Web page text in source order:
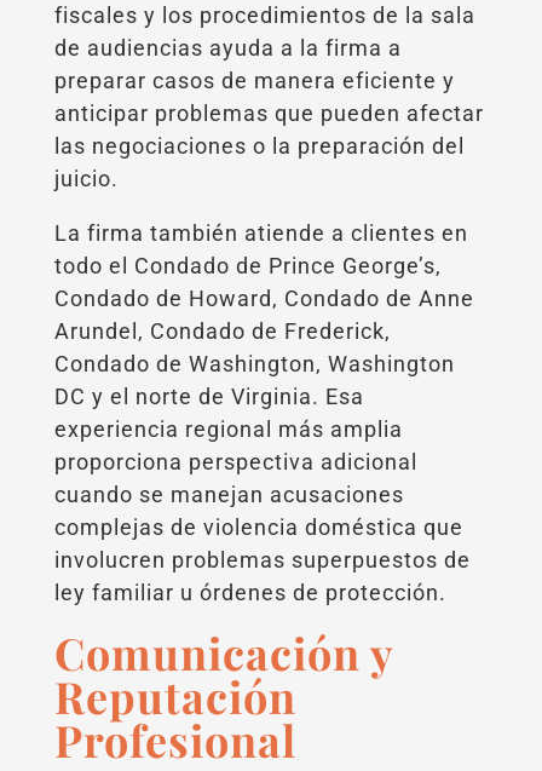
fiscales y los procedimientos de la sala
de audiencias ayuda a la firma a
preparar casos de manera eficiente y
anticipar problemas que pueden afectar
las negociaciones o la preparación del
juicio.
La firma también atiende a clientes en
todo el Condado de Prince George’s,
Condado de Howard, Condado de Anne
Arundel, Condado de Frederick,
Condado de Washington, Washington
DC y el norte de Virginia. Esa
experiencia regional más amplia
proporciona perspectiva adicional
cuando se manejan acusaciones
complejas de violencia doméstica que
involucren problemas superpuestos de
ley familiar u órdenes de protección.
Comunicación y
Reputación
Profesional